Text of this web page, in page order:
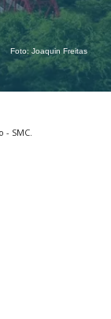
Foto: Joaquin Freitas
SMC.